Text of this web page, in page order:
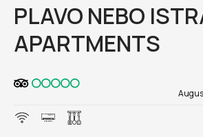
PLAVO NEBO
APARTMENTS